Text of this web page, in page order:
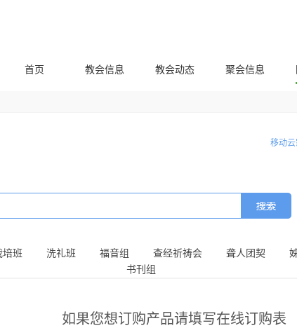
首页 教会信息 教会动态 聚会信息
移动云
培班 洗礼班 福音组 查经祈祷会 聋人团契
书刊组
如果您想订购产品请填写在线订购表